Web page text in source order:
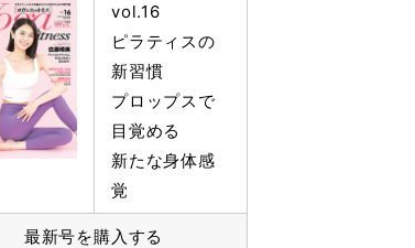
vol.16
ピラティスの
新習慣
プロップスで
目覚める
新たな身体感
覚
最新号を購入する